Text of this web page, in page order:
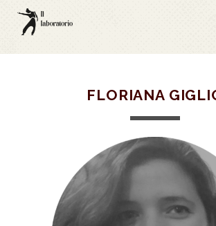
FLORIANA